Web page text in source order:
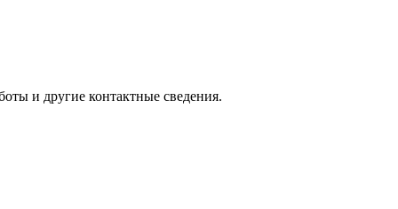
и другие контактные сведения.